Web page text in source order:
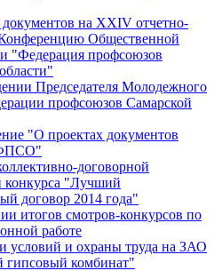
на XXIV отчетно-
Общественной
"Федерация профсоюзов
Председателя Молодежного
профсоюзов Самарской
"О проектах документов
ФПСО"
договорной
конкурса "Лучший
договор 2014 года"
итогов смотров-конкурсов по
работе
условий и охраны труда на ЗАО
гипсовый комбинат"